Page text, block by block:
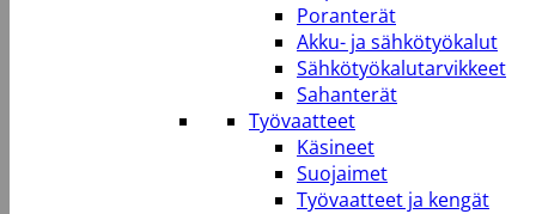
Poranterät
Akku- ja sähkötyökalut
Sähkötyökalutarvikkeet
Sahanterät
Työvaatteet
Käsineet
Suojaimet
Työvaatteet ja kengät